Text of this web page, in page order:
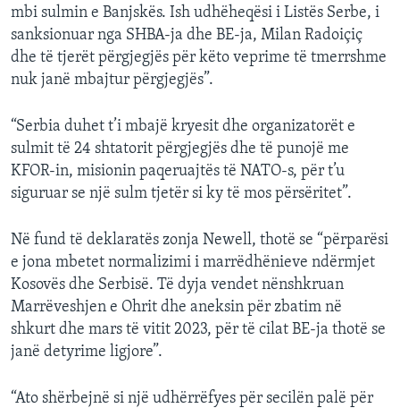
mbi sulmin e Banjskës. Ish udhëheqësi i Listës Serbe, i
sanksionuar nga SHBA-ja dhe BE-ja, Milan Radoiçiç
dhe të tjerët përgjegjës për këto veprime të tmerrshme
nuk janë mbajtur përgjegjës”.
“Serbia duhet t’i mbajë kryesit dhe organizatorët e
sulmit të 24 shtatorit përgjegjës dhe të punojë me
KFOR-in, misionin paqeruajtës të NATO-s, për t’u
siguruar se një sulm tjetër si ky të mos përsëritet”.
Në fund të deklaratës zonja Newell, thotë se “përparësi
e jona mbetet normalizimi i marrëdhënieve ndërmjet
Kosovës dhe Serbisë. Të dyja vendet nënshkruan
Marrëveshjen e Ohrit dhe aneksin për zbatim në
shkurt dhe mars të vitit 2023, për të cilat BE-ja thotë se
janë detyrime ligjore”.
“Ato shërbejnë si një udhërrëfyes për secilën palë për